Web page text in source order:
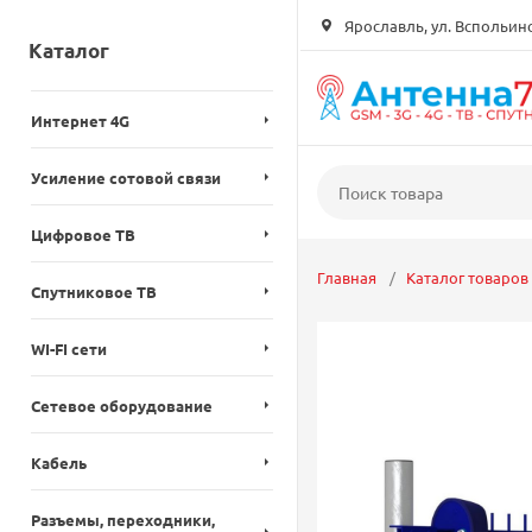
Ярославль, ул.
Каталог
Интернет 4G
Усиление сотовой связи
Цифровое ТВ
Спутниковое ТВ
WI-FI сети
Сетевое оборудование
Кабель
Разъемы, переходники,
Главная Каталог товаров